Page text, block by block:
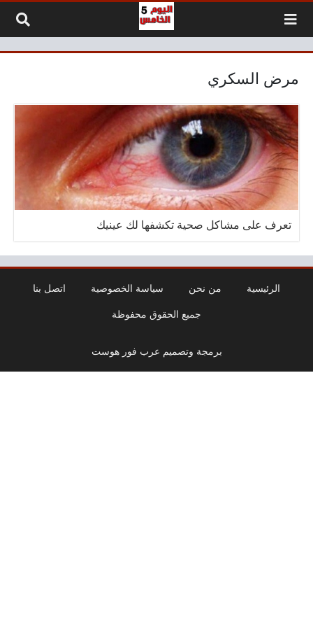
مرض السكري
تعرف على مشاكل صحية تكشفها لك عينيك
الرئيسية من نحن سياسة الخصوصية اتصل بنا
جميع الحقوق محفوظة
برمجة وتصميم عرب فور هوست